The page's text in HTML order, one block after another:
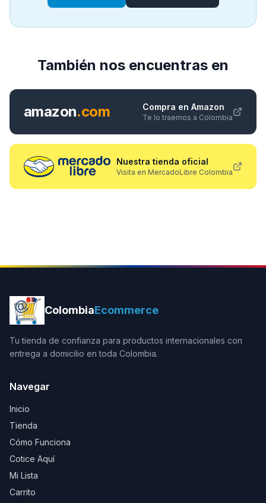
También nos encuentras en
amazon.com Compra en Amazon
Te lo traemos a Colombia
Nuestra tienda oficial
Visita en MercadoLibre Colombia
ColombiaEcommerce
Tu tienda de confianza para productos internacionales con
entrega a domicilio en toda Colombia.
Navegar
Inicio
Tienda
Cómo Funciona
Cotice Aquí
Mi Lista
Carrito